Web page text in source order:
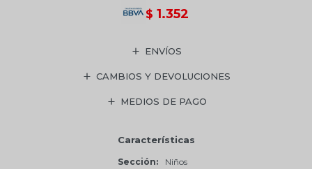
$ 1.352
ENVÍOS
CAMBIOS Y DEVOLUCIONES
MEDIOS DE PAGO
Características
Sección Niños